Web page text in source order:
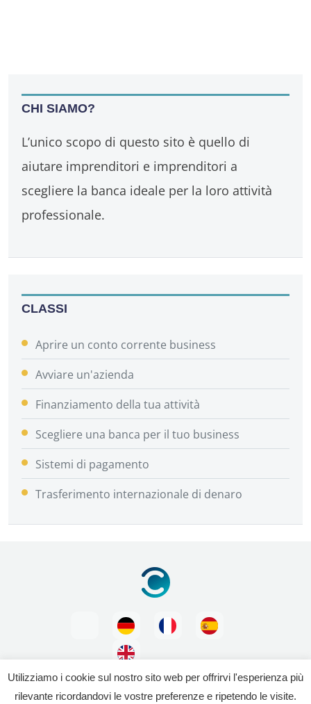
CHI SIAMO?
L’unico scopo di questo sito è quello di
aiutare imprenditori e imprenditori a
scegliere la banca ideale per la loro attività
professionale.
CLASSI
Aprire un conto corrente business
Avviare un'azienda
Finanziamento della tua attività
Scegliere una banca per il tuo business
Sistemi di pagamento
Trasferimento internazionale di denaro
Utilizziamo i cookie sul nostro sito web per offrirvi l'esperienza più
rilevante ricordandovi le vostre preferenze e ripetendo le visite.